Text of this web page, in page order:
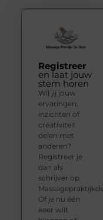
Registreer
en laat jouw
stem horen
Wil jij jouw
ervaringen,
inzichten of
creativiteit
delen met
anderen?
Registreer je
dan als
schrijver op
Of je nu één
keer wilt